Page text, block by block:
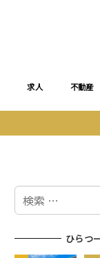
求人 不動産
検
ひらつ